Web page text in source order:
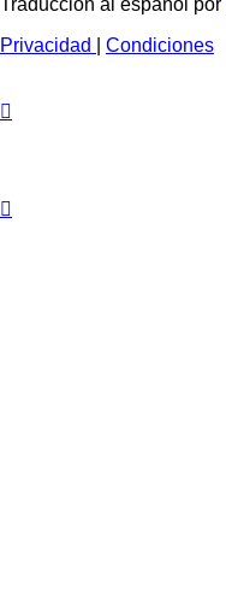
Privacidad
Condiciones